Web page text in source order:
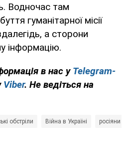
Водночас там
гуманітарної місії
а сторони
інформацію.
в нас у Telegram-
Viber. Не ведіться на
обстріли Війна в Україні росіяни